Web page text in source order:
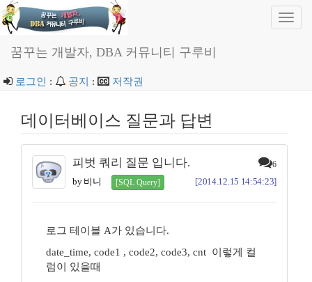
꿈꾸는 개발자, DBA 커뮤니티 구루비
로그인 : 공지 : 저작권
데이터베이스 질문과 답변
피벗 쿼리 질문 입니다. 6
by 비니 [SQL Query] [2014.12.15 14:54:23]
로그 테이블 A가 있습니다.
date_time, code1 , code2, code3, cnt 이렇게 컬
럼이 있을때